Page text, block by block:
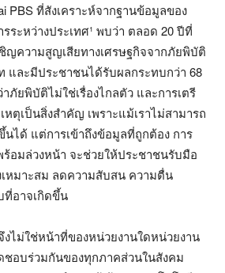
PBS ที่สังเคราะห์จากฐานข้อมูลของ
ระหว่างประเทศ¹ พบว่า ตลอด 20 ปีที่
ญความสูญเสียทางเศรษฐกิจจากภัยพิบัติ
และมีประชาชนได้รับผลกระทบกว่า 68
ภัยพิบัติไม่ใช่เรื่องไกลตัว และการเตรี
ตุเป็นสิ่งสำคัญ เพราะแม้เราไม่สามารถ
ได้ แต่การเข้าถึงข้อมูลที่ถูกต้อง การ
ร้อมล่วงหน้า จะช่วยให้ประชาชนรับมือ
หมาะสม ลดความสับสน ความตื่น
ที่อาจเกิดขึ้น
งไม่ใช่หน้าที่ของหน่วยงานใดหน่วยงาน
อบร่วมกันของทุกภาคส่วนในสังคม